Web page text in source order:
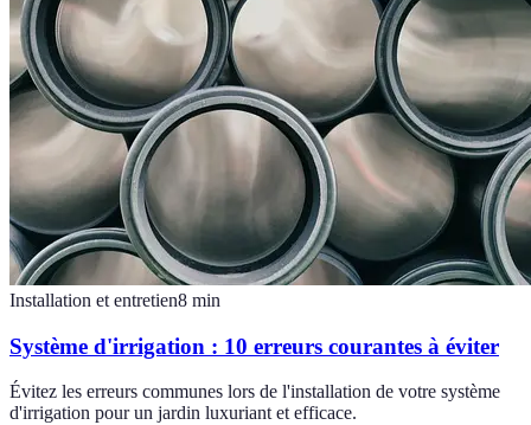
Installation et entretien8 min
Système d'irrigation : 10 erreurs courantes à éviter
Évitez les erreurs communes lors de l'installation de votre système
d'irrigation pour un jardin luxuriant et efficace.